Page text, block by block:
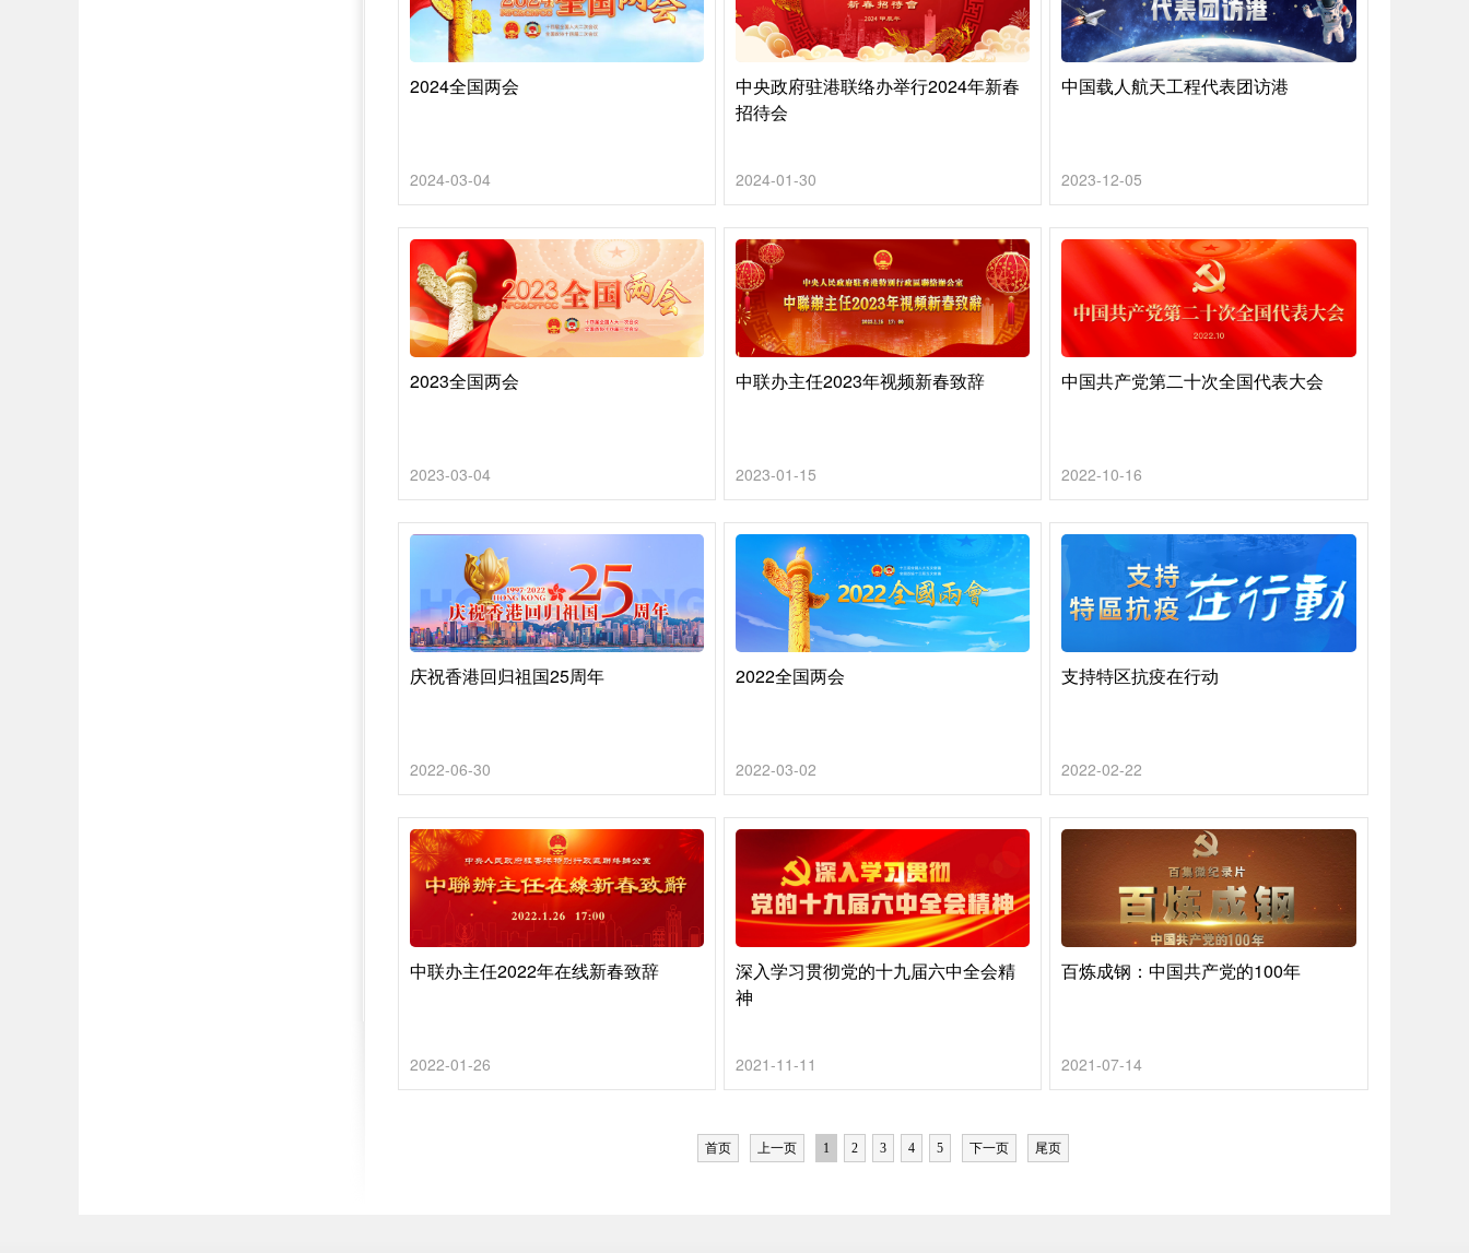
2024全国两会
2024-03-04
中央政府驻港联络办举行2024年新春
招待会
2024-01-30
中国载人航天工程代表团访港
2023-12-05
2023全国两会
2023-03-04
中联办主任2023年视频新春致辞
2023-01-15
中国共产党第二十次全国代表大会
2022-10-16
庆祝香港回归祖国25周年
2022-06-30
2022全国两会
2022-03-02
支持特区抗疫在行动
2022-02-22
中联办主任2022年在线新春致辞
2022-01-26
深入学习贯彻党的十九届六中全会精
神
2021-11-11
百炼成钢：中国共产党的100年
2021-07-14
首页 上一页 1 2 3 4 5 下一页 尾页